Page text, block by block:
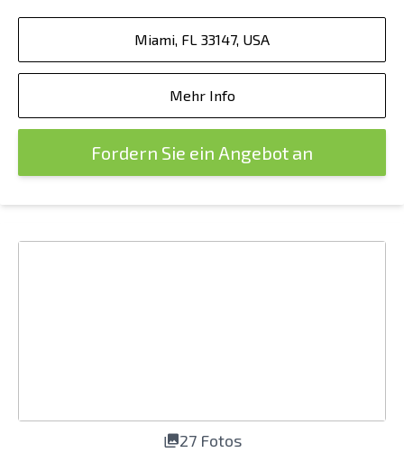
Miami, FL 33147, USA
Mehr Info
Fordern Sie ein Angebot an
27 Fotos